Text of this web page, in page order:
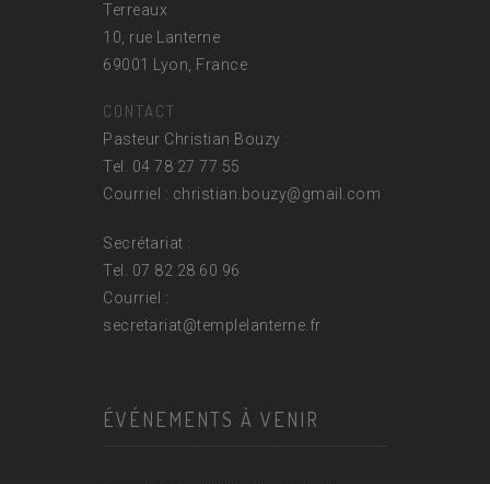
Terreaux
10, rue Lanterne
69001 Lyon, France
CONTACT
Pasteur Christian Bouzy :
Tel. 04 78 27 77 55
Courriel : christian.bouzy@gmail.com
Secrétariat :
Tel. 07 82 28 60 96
Courriel :
secretariat@templelanterne.fr
ÉVÉNEMENTS À VENIR